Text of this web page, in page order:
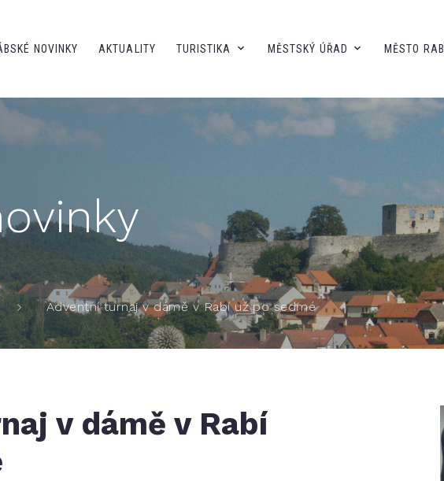
NOVINKY AKTUALITY TURISTIKA MĚSTSKÝ ÚŘAD MĚSTO RABÍ
Adventní turnaj v dámě v Rabí už po sedmé
v dámě v Rabí